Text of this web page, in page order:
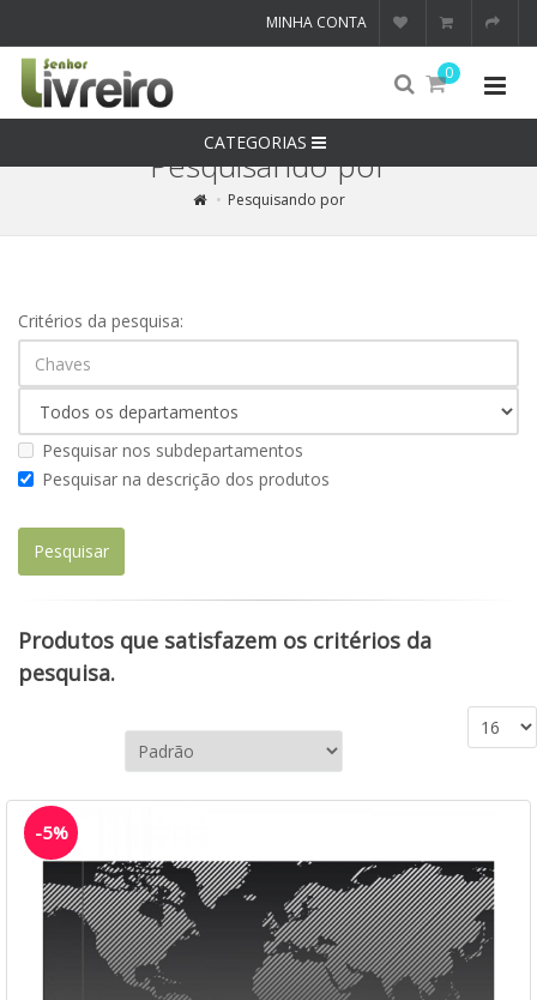
MINHA CONTA
0
CATEGORIAS
Pesquisando por
Pesquisando por
Critérios da pesquisa:
Pesquisar nos subdepartamentos
Pesquisar na descrição dos produtos
Produtos que satisfazem os critérios da
pesquisa.
-5%